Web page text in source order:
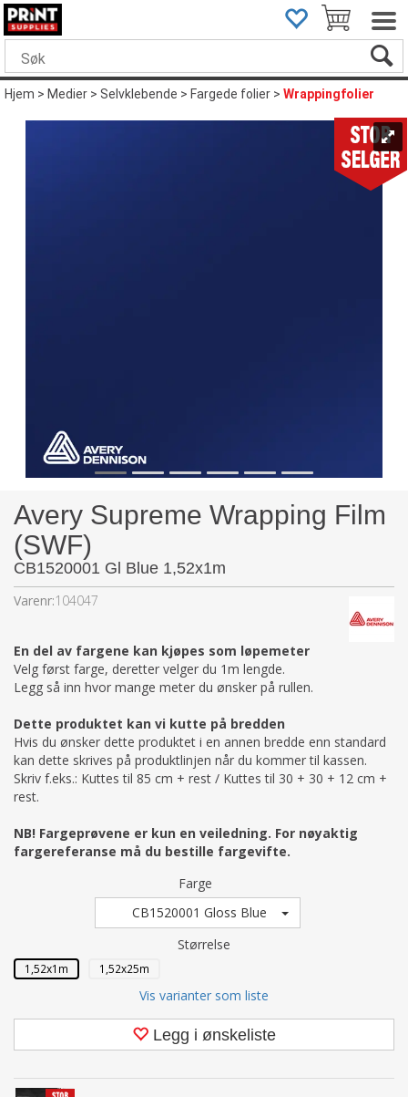
Hjem>Medier>Selvklebende>Fargede folier>Wrappingfolier
Avery Supreme Wrapping Film
(SWF)
CB1520001 Gl Blue 1,52x1m
Varenr:104047
En del av fargene kan kjøpes som løpemeter
Velg først farge, deretter velger du 1m lengde.
Legg så inn hvor mange meter du ønsker på rullen.
Dette produktet kan vi kutte på bredden
Hvis du ønsker dette produktet i en annen bredde enn standard
kan dette skrives på produktlinjen når du kommer til kassen.
Skriv f.eks.: Kuttes til 85 cm + rest / Kuttes til 30 + 30 + 12 cm +
rest.
NB! Fargeprøvene er kun en veiledning. For nøyaktig
fargereferanse må du bestille fargevifte.
Farge
CB1520001 Gloss Blue
Størrelse
1,52x1m 1,52x25m
Vis varianter som liste
Legg i ønskeliste